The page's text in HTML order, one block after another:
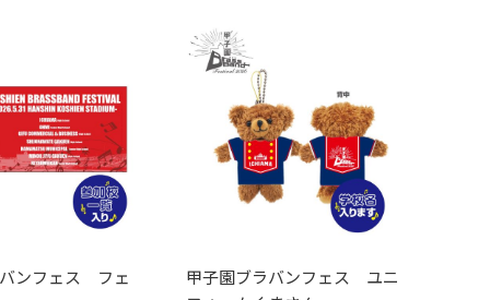
ンフェス フェ
甲子園ブラバンフェス ユニ